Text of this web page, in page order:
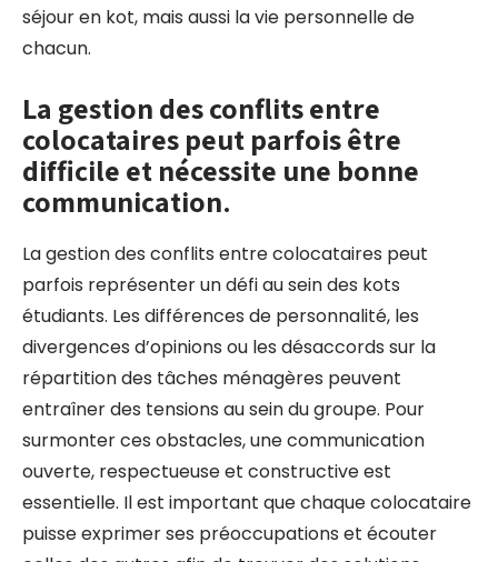
séjour en kot, mais aussi la vie personnelle de
chacun.
La gestion des conflits entre
colocataires peut parfois être
difficile et nécessite une bonne
communication.
La gestion des conflits entre colocataires peut
parfois représenter un défi au sein des kots
étudiants. Les différences de personnalité, les
divergences d’opinions ou les désaccords sur la
répartition des tâches ménagères peuvent
entraîner des tensions au sein du groupe. Pour
surmonter ces obstacles, une communication
ouverte, respectueuse et constructive est
essentielle. Il est important que chaque colocataire
puisse exprimer ses préoccupations et écouter